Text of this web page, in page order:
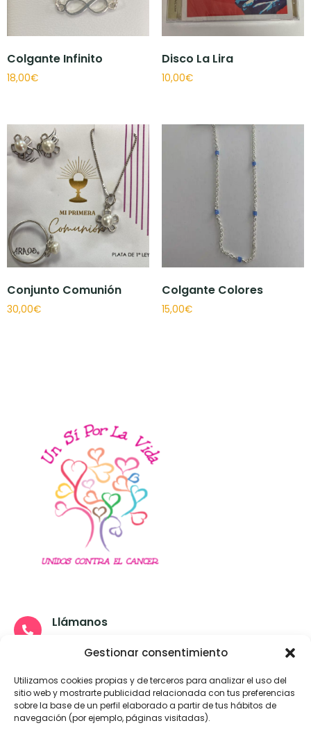
Gestionar consentimiento
Utilizamos cookies propias y de terceros para analizar el uso del
sitio web y mostrarte publicidad relacionada con tus preferencias
sobre la base de un perfil elaborado a partir de tus hábitos de
navegación (por ejemplo, páginas visitadas).
Colgante Infinito
18,00€
Disco La Lira
10,00€
Conjunto Comunión
30,00€
Colgante Colores
15,00€
Llámanos
info@unsiporlavida.es
Visítanos